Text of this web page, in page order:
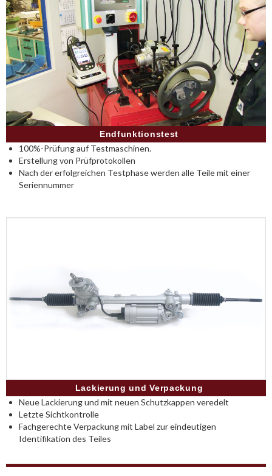
Endfunktionstest
100%-Prüfung auf Testmaschinen.
Erstellung von Prüfprotokollen
Nach der erfolgreichen Testphase werden alle Teile mit einer
Seriennummer
Lackierung und Verpackung
Neue Lackierung und mit neuen Schutzkappen veredelt
Letzte Sichtkontrolle
Fachgerechte Verpackung mit Label zur eindeutigen
Identifikation des Teiles